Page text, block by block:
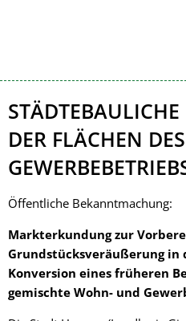
Markterkundung
ehemaliges
Betriebsgelände
Jackl
DER FLÄCHEN
Öffentliche Bekanntmachung:
Markterkundung zur
Grundstücksveräußerung in
Konversion eines früheren
gemischte Wohn- und